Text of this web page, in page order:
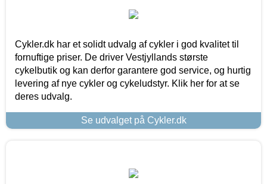
Cykler.dk har et solidt udvalg af cykler i god kvalitet til
fornuftige priser. De driver Vestjyllands største
cykelbutik og kan derfor garantere god service, og hurtig
levering af nye cykler og cykeludstyr. Klik her for at se
deres udvalg.
Se udvalget på Cykler.dk